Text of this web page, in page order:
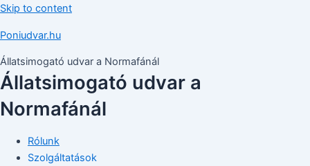
Skip to content
Poniudvar.hu
Állatsimogató udvar a Normafánál
Állatsimogató udvar a
Normafánál
Rólunk
Szolgáltatások